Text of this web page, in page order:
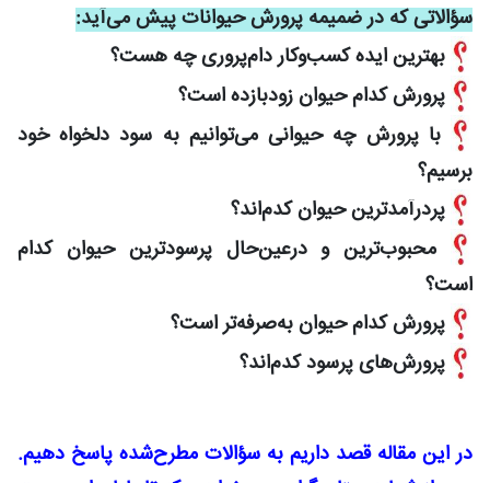
سؤالاتی که در ضمیمه پرورش حیوانات پیش می‌آید:
بهترین ایده کسب‌وکار دام‌پروری چه هست؟
پرورش کدام حیوان زودبازده است؟
با پرورش چه حیوانی می‌توانیم به سود دلخواه خود
برسیم؟
پردرآمدترین حیوان کدم‌اند؟
محبوب‌ترین و درعین‌حال پرسودترین حیوان کدام
است؟
پرورش کدام حیوان به‌صرفه‌تر است؟
پرورش‌های پرسود کدم‌اند؟
در این مقاله قصد داریم به سؤالات مطرح‌شده پاسخ دهیم.